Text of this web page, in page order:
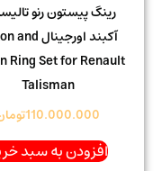
رینگ پیستون رنو تالیسمان
آکبند اورجینال Piston and
Piston Ring Set for Renault
Talisman
110.000.000تومان
افزودن به سبد خرید